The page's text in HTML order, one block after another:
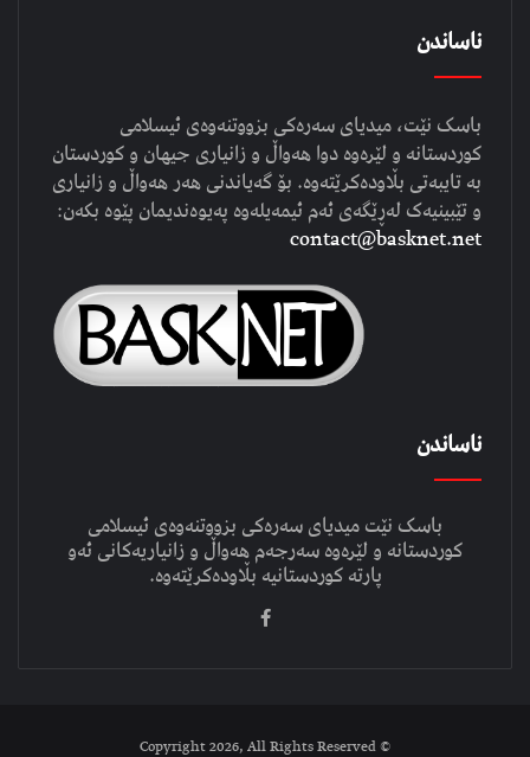
ناساندن
باسک نێت، میدیای سەرەکی بزووتنەوەی ئیسلامی
کوردستانە و لێرەوە دوا هەواڵ و زانیاری جیهان و کوردستان
بە تایبەتی بڵاودەکرێتەوە. بۆ گەیاندنی هەر هەواڵ و زانیاری
و تێبینیەک لەڕێگەی ئەم ئیمەیلەوە پەیوەندیمان پێوە بکەن:
contact@basknet.net
ناساندن
باسک نێت میدیای سەرەکی بزووتنەوەی ئیسلامی
کوردستانە و لێرەوە سەرجەم هەواڵ و زانیاریەکانی ئەو
پارتە کوردستانیە بڵاودەکرێتەوە.
© Copyright 2026, All Rights Reserved